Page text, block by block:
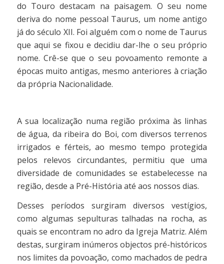
do Touro destacam na paisagem. O seu nome
deriva do nome pessoal Taurus, um nome antigo
já do século XII. Foi alguém com o nome de Taurus
que aqui se fixou e decidiu dar-lhe o seu próprio
nome. Crê-se que o seu povoamento remonte a
épocas muito antigas, mesmo anteriores à criação
da própria Nacionalidade.
A sua localização numa região próxima às linhas
de água, da ribeira do Boi, com diversos terrenos
irrigados e férteis, ao mesmo tempo protegida
pelos relevos circundantes, permitiu que uma
diversidade de comunidades se estabelecesse na
região, desde a Pré-História até aos nossos dias.
Desses períodos surgiram diversos vestígios,
como algumas sepulturas talhadas na rocha, as
quais se encontram no adro da Igreja Matriz. Além
destas, surgiram inúmeros objectos pré-históricos
nos limites da povoação, como machados de pedra